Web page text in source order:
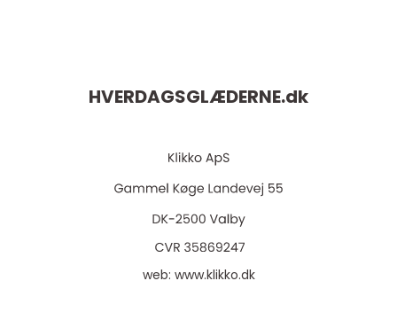
HVERDAGSGLÆDERNE.dk
web: www.klikko.dk